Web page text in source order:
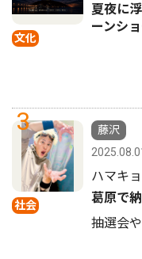
文化
夏夜に
ーンシ
3
社会
藤沢
ハマキ
葛原で
抽選会